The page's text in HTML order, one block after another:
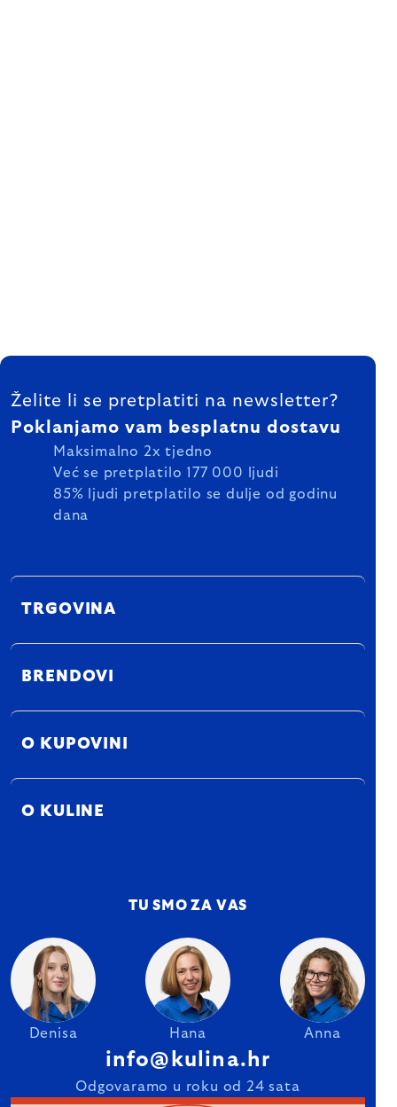
FOOTER
Želite li se pretplatiti na newsletter?
Poklanjamo vam besplatnu dostavu
Maksimalno 2x tjedno
Već se pretplatilo 177 000 ljudi
85% ljudi pretplatilo se dulje od godinu
dana
TRGOVINA
BRENDOVI
O KUPOVINI
O KULINE
TU SMO ZA VAS
Denisa Hana Anna
info@kulina.hr
Odgovaramo u roku od 24 sata